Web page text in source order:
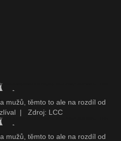
mužů, těmto to ale na rozdíl od
| Zdroj: LCC
mužů, těmto to ale na rozdíl od